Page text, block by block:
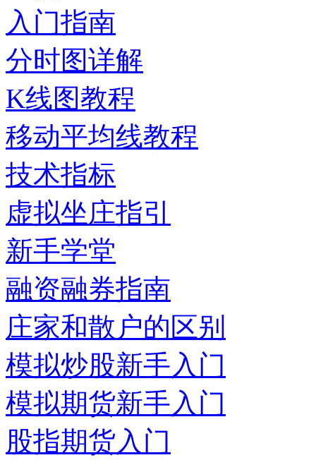
入门指南
分时图详解
K线图教程
移动平均线教程
技术指标
虚拟坐庄指引
新手学堂
融资融券指南
庄家和散户的区别
模拟炒股新手入门
模拟期货新手入门
股指期货入门